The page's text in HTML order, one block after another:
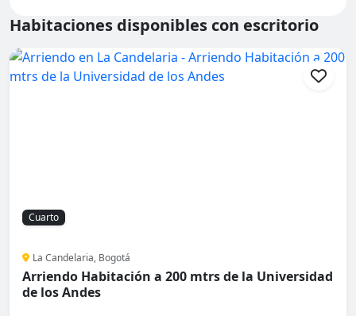
Habitaciones disponibles con escritorio
Cuarto
La Candelaria, Bogotá
Arriendo Habitación a 200 mtrs de la Universidad
de los Andes